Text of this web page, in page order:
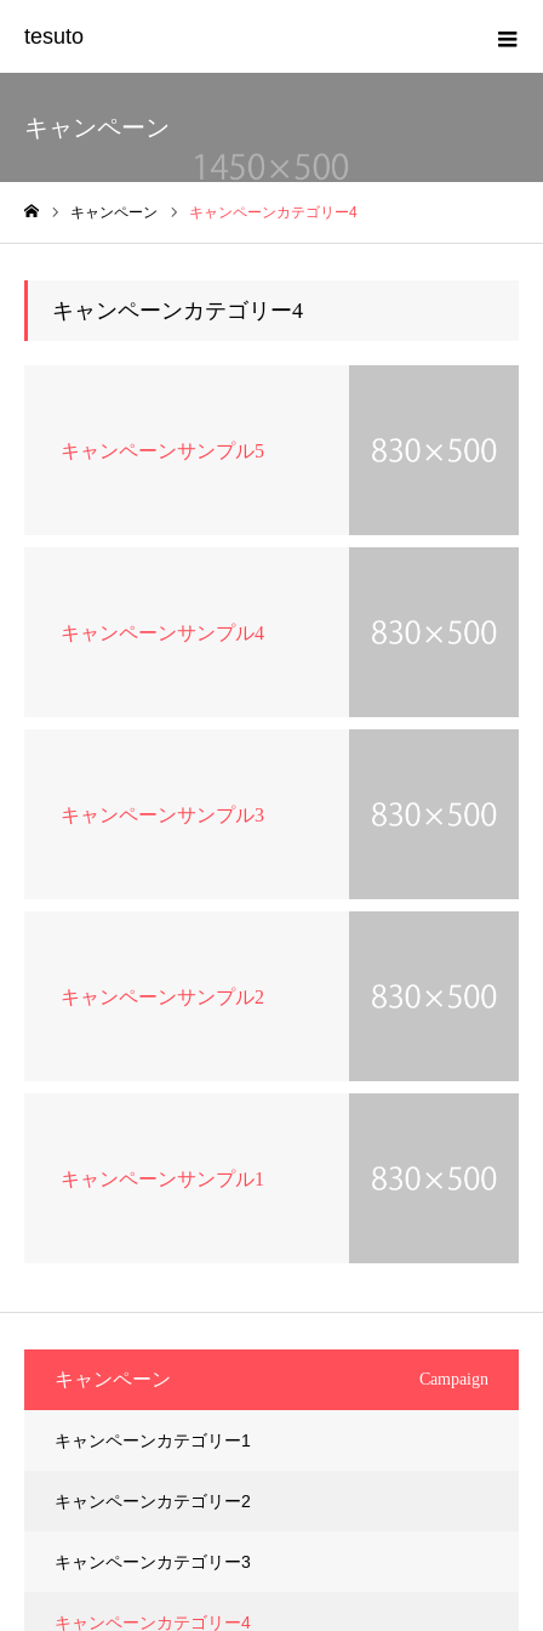
tesuto
キャンペーン
キャンペーン キャンペーンカテゴリー4
キャンペーンカテゴリー4
キャンペーンサンプル5
キャンペーンサンプル4
キャンペーンサンプル3
キャンペーンサンプル2
キャンペーンサンプル1
キャンペーン Campaign
キャンペーンカテゴリー1
キャンペーンカテゴリー2
キャンペーンカテゴリー3
キャンペーンカテゴリー4